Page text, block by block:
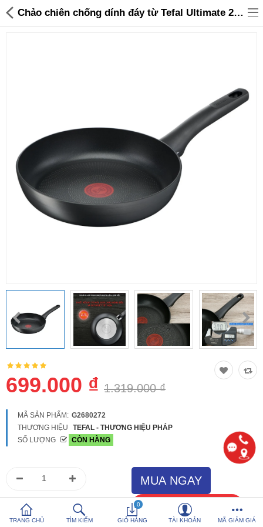
Điện gia dụng
Đồ tiện ích
Đồ chơi trẻ em
Sản phẩm khác
So sánh Yêu thích (0)
Hotline: 0816 505 655
Tải App SanHangRe nhận Quà
TRANG CHỦ TÌM KIẾM
0
GIỎ HÀNG TÀI KHOẢN MÃ GIẢM GIÁ
Chảo chiên chống dính đáy từ Tefal Ultimate 20cm - Made in France - 699,000 | Sanhangre
699.000 ₫ 1.319.000 ₫
MÃ SẢN PHẨM: G2680272
THƯƠNG HIỆU
TEFAL - THƯƠNG HIỆU PHÁP
SỐ LƯỢNG
CÒN HÀNG